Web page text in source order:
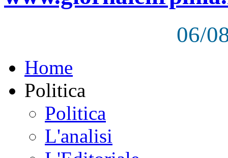
06/
Home
Politica
Politica
L'analisi